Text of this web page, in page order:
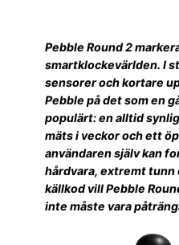
Pebble Round 2
smartklockevärlden. I
sensorer och kortare
Pebble på det som en
populärt: en alltid
mäts i veckor och ett
användaren själv kan
hårdvara, extremt tunn
källkod vill Pebble
inte måste vara